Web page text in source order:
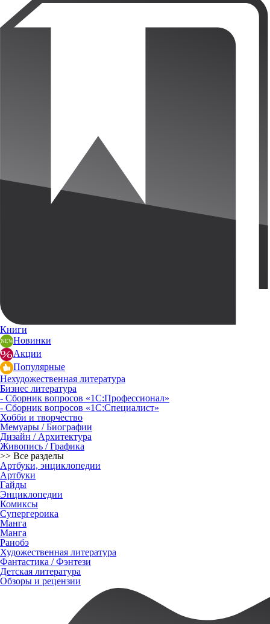
Книги
Новинки
Акции
Популярные
Нехудожественная литература
Бизнес литература
- Сборник вопросов «1С:Профессионал»
- Сборник вопросов «1С:Специалист»
Хобби и творчество
Мемуары / Биографии
Дизайн / Архитектура
Живопись / Графика
>> Все разделы
Артбуки, энциклопедии
Артбуки
Гайды
Энциклопедии
Комиксы
Супергероика
Манга
Манга
Ранобэ
Художественная литература
Фантастика / Фэнтези
Детская литература
Обзоры и рецензии